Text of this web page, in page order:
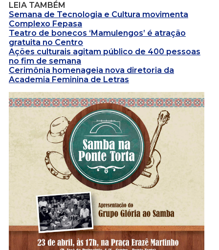
LEIA TAMBÉM
Semana de Tecnologia e Cultura movimenta
Complexo Fepasa
Teatro de bonecos ‘Mamulengos’ é atração
gratuita no Centro
Ações culturais agitam público de 400 pessoas
no fim de semana
Cerimônia homenageia nova diretoria da
Academia Feminina de Letras